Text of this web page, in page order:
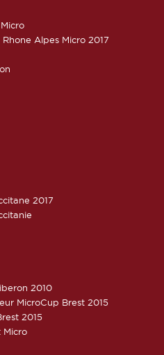
Alpes Micro 2017
2017
2010
MicroCup Brest 2015
2015
Micro